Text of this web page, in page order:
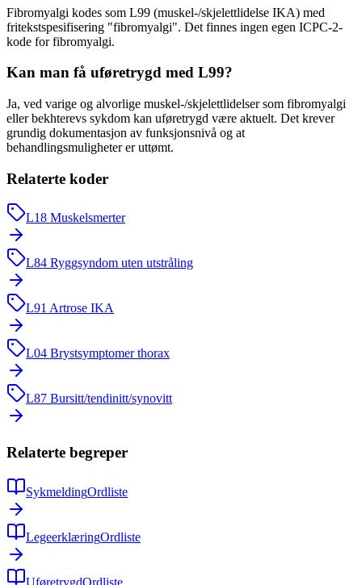
Fibromyalgi kodes som L99 (muskel-/skjelettlidelse IKA) med
fritekstspesifisering "fibromyalgi". Det finnes ingen egen ICPC-2-
kode for fibromyalgi.
Kan man få uføretrygd med L99?
Ja, ved varige og alvorlige muskel-/skjelettlidelser som fibromyalgi
eller bekhterevs sykdom kan uføretrygd være aktuelt. Det krever
grundig dokumentasjon av funksjonsnivå og at
behandlingsmuligheter er uttømt.
Relaterte koder
L18 Muskelsmerter
L84 Ryggsyndom uten utstråling
L91 Artrose IKA
L04 Brystsymptomer thorax
L87 Bursitt/tendinitt/synovitt
Relaterte begreper
SykmeldingOrdliste
LegeerklæringOrdliste
UføretrygdOrdliste